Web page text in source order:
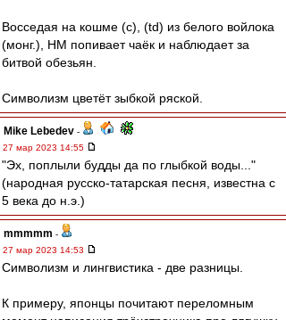
Восседая на кошме (с), (td) из белого войлока
(монг.), НМ попивает чаёк и наблюдает за
битвой обезьян.
Символизм цветёт зыбкой ряской.
Mike Lebedev -
27 мар 2023 14:55
"Эх, поплыли будды да по глыбкой воды..."
(народная русско-татарская песня, известна с
5 века до н.э.)
mmmmm -
27 мар 2023 14:53
Символизм и лингвистика - две разницы.
К примеру, японцы почитают переломным